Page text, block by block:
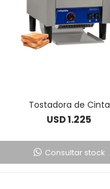
Tostadora de Cinta
USD1.225
Consultar stock